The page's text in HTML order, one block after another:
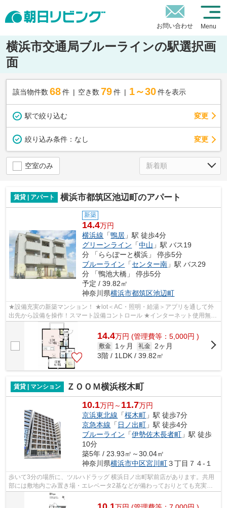
お問い合わせ Menu
横浜市交通局ブルーラインの駅選択画
面
該当物件数 68件 空き数 79 件 1～30 件を表示
駅で絞り込む 変更
絞り込み条件： なし 変更
空室のみ
賃貸 | アパート 横浜市都筑区池辺町のアパート
新築
14.4万円
横浜線 「鴨居 」駅 徒歩4分
グリーンライン 「中山 」駅 バス19
分 「ららぽーと横浜」 停歩5分
ブルーライン 「センター南 」駅 バス29
分 「鴨池大橋」 停歩5分
予定 / 39.82㎡
神奈川県横浜市都筑区池辺町
★設備充実の新築マンション！ ★lot＜AC・照明・給湯＞アプリを通して外
出先から設備を操作！スマート設備コントロール ★インターネット使用無
料！＜のぞみネットWi-Fi有り＞
14.4万円 (管理費等：5,000円 )
敷金 1ヶ月 礼金
2ヶ月
3階 / 1LDK / 39.82㎡
賃貸 | マンション ＺＯＯＭ横浜桜木町
10.1万円～ 11.7万円
京浜東北線 「桜木町 」駅 徒歩7分
京急本線 「 日ノ出町 」駅 徒歩4分
ブルーライン 「伊勢佐木長者町 」駅 徒歩
10分
築5年 / 23.93㎡～30.04㎡
神奈川県横浜市中区宮川町３丁目７４-１
歩いて3分の場所に、ツルハドラッグ 横浜日ノ出町駅前店があります。共用
部には敷地内ごみ置き場・エレベータ2基などが備わっておりとても充実し
ています。2021年築の物件です。デザイ...